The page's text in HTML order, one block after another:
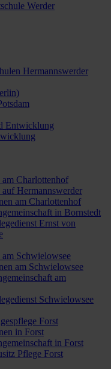
Werder
Hermannswerder
Entwicklung
am Charlottenhof
auf Hermannswerder
am Charlottenhof
in Bornstedt
Ernst von
am Schwielowsee
am Schwielowsee
am
Schwielowsee
Forst
in Forst
in Forst
Pflege Forst